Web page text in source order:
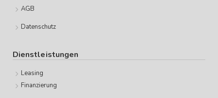
AGB
Datenschutz
Dienstleistungen
Leasing
Finanzierung